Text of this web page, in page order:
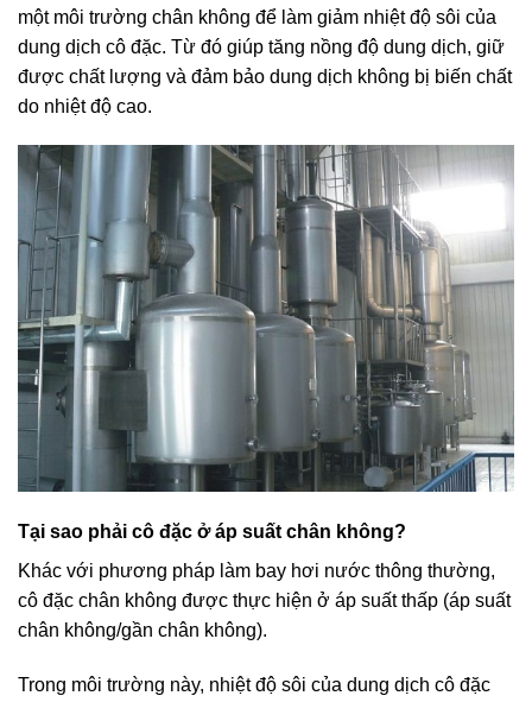
một môi trường chân không để làm giảm nhiệt độ sôi của
dung dịch cô đặc. Từ đó giúp tăng nồng độ dung dịch, giữ
được chất lượng và đảm bảo dung dịch không bị biến chất
do nhiệt độ cao.
Tại sao phải cô đặc ở áp suất chân không?
Khác với phương pháp làm bay hơi nước thông thường,
cô đặc chân không được thực hiện ở áp suất thấp (áp suất
chân không/gần chân không).
Trong môi trường này, nhiệt độ sôi của dung dịch cô đặc